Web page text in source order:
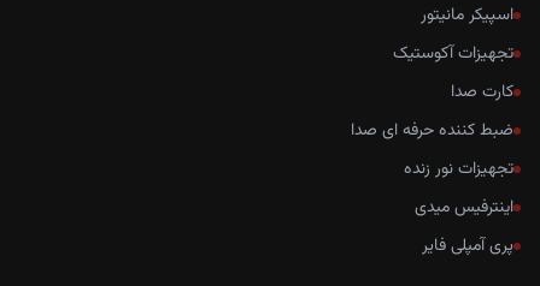
اسپیکر مانیتور
تجهیزات آکوستیک
کارت صدا
ضبط کننده حرفه ای صدا
تجهیزات نور زنده
اینترفیس میدی
پری آمپلی فایر